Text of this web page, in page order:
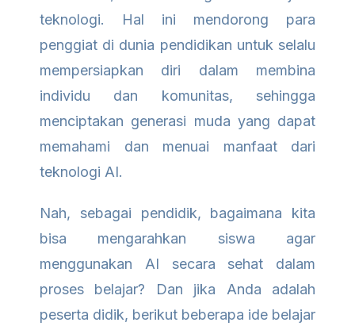
teknologi. Hal ini mendorong para
penggiat di dunia pendidikan untuk selalu
mempersiapkan diri dalam membina
individu dan komunitas, sehingga
menciptakan generasi muda yang dapat
memahami dan menuai manfaat dari
teknologi AI.
Nah, sebagai pendidik, bagaimana kita
bisa mengarahkan siswa agar
menggunakan AI secara sehat dalam
proses belajar? Dan jika Anda adalah
peserta didik, berikut beberapa ide belajar